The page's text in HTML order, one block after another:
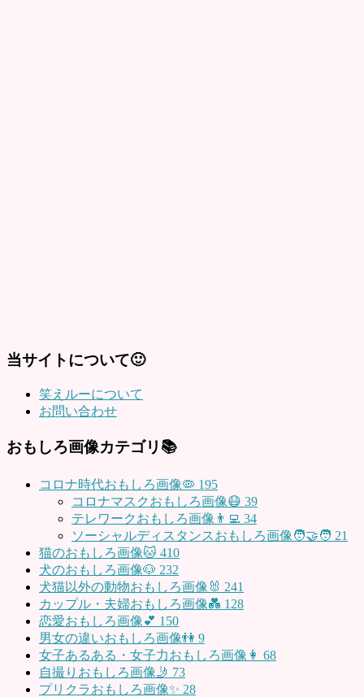
当サイトについて🙂
笑えルーについて
お問い合わせ
おもしろ画像カテゴリ📚
コロナ時代おもしろ画像🦠 195
コロナマスクおもしろ画像😷 39
テレワークおもしろ画像👨‍💻 34
ソーシャルディスタンスおもしろ画像🧑‍🤝‍🧑 21
猫のおもしろ画像🐱 410
犬のおもしろ画像🐶 232
犬猫以外の動物おもしろ画像🐰 241
カップル・夫婦おもしろ画像💑 128
恋愛おもしろ画像💕 150
男女の違いおもしろ画像👫 9
女子あるある・女子力おもしろ画像👩 68
自撮りおもしろ画像🤳 73
プリクラおもしろ画像✨ 28